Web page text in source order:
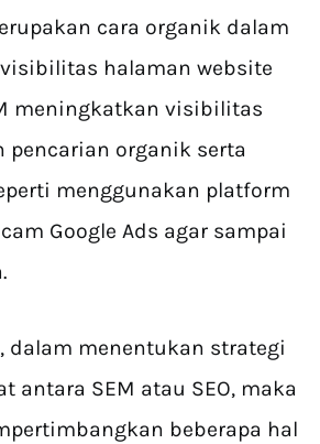
cara organik dalam
halaman website
meningkatkan visibilitas
pencarian organik serta
menggunakan platform
Google Ads agar sampai
dalam menentukan strategi
antara SEM atau SEO, maka
beberapa hal